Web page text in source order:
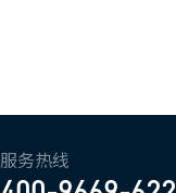
服务热线